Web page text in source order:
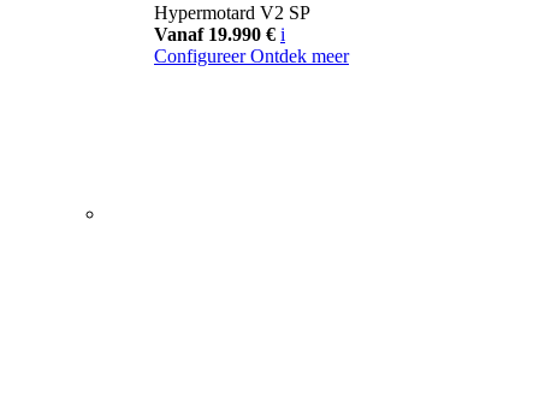
Hypermotard V2 SP
Vanaf 19.990 € i
Configureer Ontdek meer